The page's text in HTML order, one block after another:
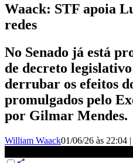
Waack: STF apoia
redes
No Senado já está
de decreto
derrubar os efeitos
promulgados pelo
por Gilmar Mendes.
William Waack01/06/26 às 22:04 |